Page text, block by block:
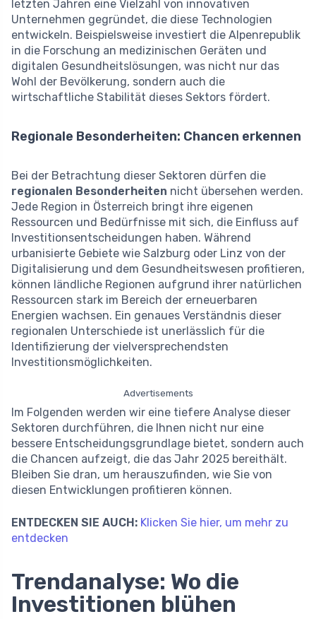
letzten Jahren eine Vielzahl von innovativen
Unternehmen gegründet, die diese Technologien
entwickeln. Beispielsweise investiert die Alpenrepublik
in die Forschung an medizinischen Geräten und
digitalen Gesundheitslösungen, was nicht nur das
Wohl der Bevölkerung, sondern auch die
wirtschaftliche Stabilität dieses Sektors fördert.
Regionale Besonderheiten: Chancen erkennen
Bei der Betrachtung dieser Sektoren dürfen die
regionalen Besonderheiten nicht übersehen werden.
Jede Region in Österreich bringt ihre eigenen
Ressourcen und Bedürfnisse mit sich, die Einfluss auf
Investitionsentscheidungen haben. Während
urbanisierte Gebiete wie Salzburg oder Linz von der
Digitalisierung und dem Gesundheitswesen profitieren,
können ländliche Regionen aufgrund ihrer natürlichen
Ressourcen stark im Bereich der erneuerbaren
Energien wachsen. Ein genaues Verständnis dieser
regionalen Unterschiede ist unerlässlich für die
Identifizierung der vielversprechendsten
Investitionsmöglichkeiten.
Advertisements
Im Folgenden werden wir eine tiefere Analyse dieser
Sektoren durchführen, die Ihnen nicht nur eine
bessere Entscheidungsgrundlage bietet, sondern auch
die Chancen aufzeigt, die das Jahr 2025 bereithält.
Bleiben Sie dran, um herauszufinden, wie Sie von
diesen Entwicklungen profitieren können.
ENTDECKEN SIE AUCH: Klicken Sie hier, um mehr zu
entdecken
Trendanalyse: Wo die
Investitionen blühen